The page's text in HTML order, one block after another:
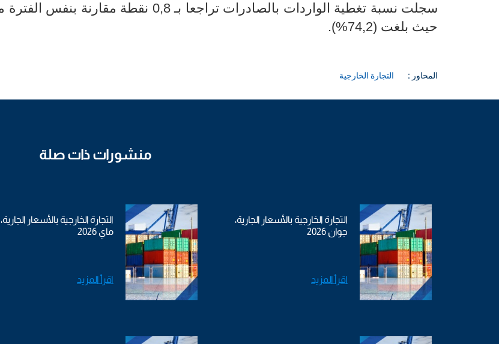
سجلت نسبة تغطية الواردات بالصادرات تراجعا بـ 0,8 نقطة مقارنة بنفس الفترة
حيث بلغت ​​​​​​​(74,2%).
المحاور : التجارة الخارجية
منشورات ذات صلة
التجارة الخارجية بالأسعار الجارية،
جوان 2026
اقرأ المزيد
التجارة الخارجية بالأسعار الجارية،
ماي 2026
اقرأ المزيد